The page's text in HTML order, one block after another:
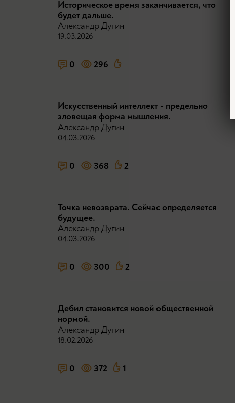
Историческое время заканчивается, что
будет дальше.
Александр Дугин
19.03.2026
0 296
Искусственный интеллект - предельно
зловещая форма мышления.
Александр Дугин
04.03.2026
0 368 2
Точка невозврата. Сейчас определяется
будущее.
Александр Дугин
04.03.2026
0 300 2
Дeбил становится новой общественной
нopмой.
Александр Дугин
18.02.2026
0 372 1